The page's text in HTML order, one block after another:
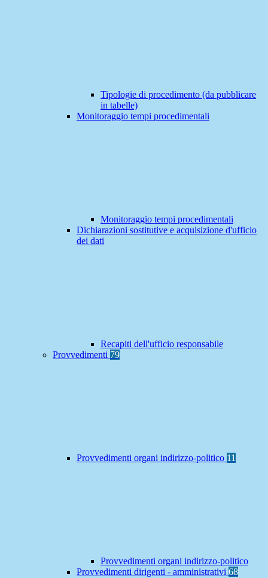
Tipologie di procedimento (da pubblicare
in tabelle)
Monitoraggio tempi procedimentali
Monitoraggio tempi procedimentali
Dichiarazioni sostitutive e acquisizione d'ufficio
dei dati
Recapiti dell'ufficio responsabile
Provvedimenti 79
Provvedimenti organi indirizzo-politico 11
Provvedimenti organi indirizzo-politico
Provvedimenti dirigenti - amministrativi 68